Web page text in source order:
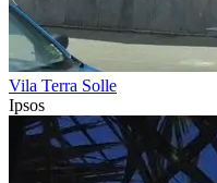
Vila Terra Solle
Ipsos